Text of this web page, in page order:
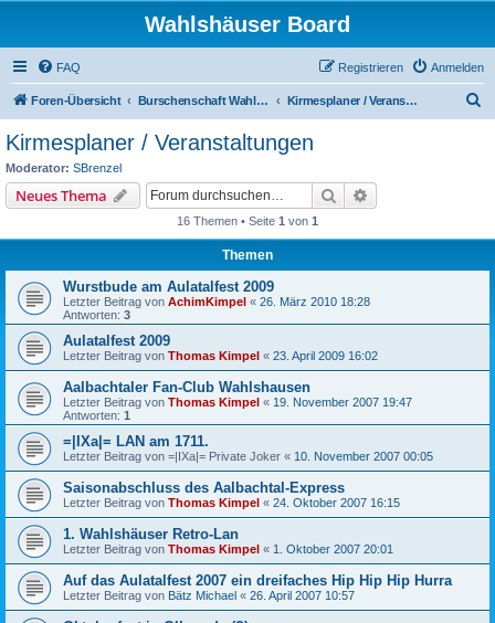
Wahlshäuser Board
FAQ Anmelden
Registrieren
Foren-Übersicht Burschenschaft Wahlshausen Kirmesplaner / Veranstaltungen
Kirmesplaner / Veranstaltungen
Moderator: SBrenzel
Neues Thema Suche
16 Themen • Seite 1 von 1
Themen
Wurstbude am Aulatalfest 2009
Letzter Beitrag von AchimKimpel « 26. März 2010 18:28
Antworten: 3
Aulatalfest 2009
Letzter Beitrag von Thomas Kimpel « 23. April 2009 16:02
Aalbachtaler Fan-Club Wahlshausen
Letzter Beitrag von Thomas Kimpel « 19. November 2007 19:47
Antworten: 1
=|IXa|= LAN am 1711.
Letzter Beitrag von =|IXa|= Private Joker « 10. November 2007 00:05
Saisonabschluss des Aalbachtal-Express
Letzter Beitrag von Thomas Kimpel « 24. Oktober 2007 16:15
1. Wahlshäuser Retro-Lan
Letzter Beitrag von Thomas Kimpel « 1. Oktober 2007 20:01
Auf das Aulatalfest 2007 ein dreifaches Hip Hip Hip Hurra
Letzter Beitrag von Bätz Michael « 26. April 2007 10:57